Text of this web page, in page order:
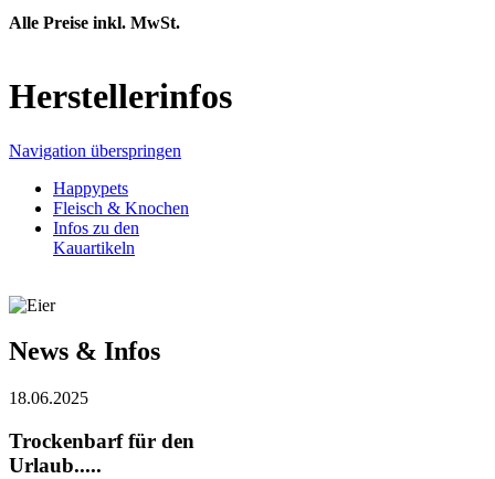
Alle Preise inkl. MwSt.
Herstellerinfos
Navigation überspringen
Happypets
Fleisch & Knochen
Infos zu den
Kauartikeln
News & Infos
18.06.2025
Trockenbarf für den
Urlaub.....